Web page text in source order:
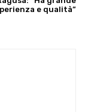
e qualità”